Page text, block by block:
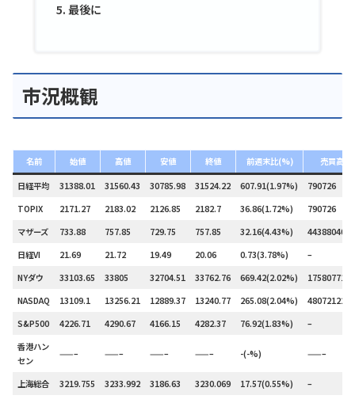
最後に
市況概観
名前 始値 高値 安値 終値 前週末比(%) 売買高
日経平均 31388.01 31560.43 30785.98 31524.22 607.91(1.97%)
790726
TOPIX
2171.27 2183.02 2126.85 2182.7 36.86(1.72%)
790726
マザーズ
733.88 757.85 729.75 757.85 32.16(4.43%)
443880400
日経VI
21.69 21.72 19.49 20.06 0.73(3.78%)
–
NYダウ
33103.65 33805 32704.51 33762.76 669.42(2.02%)
1758077166
NASDAQ
13109.1 13256.21 12889.37 13240.77 265.08(2.04%)
4807212209
S&P500
4226.71 4290.67 4166.15 4282.37 76.92(1.83%)
–
香港ハン
セン
——– ——– ——– ——– -(-%) ——–
上海総合 3219.755 3233.992 3186.63 3230.069 17.57(0.55%)
–